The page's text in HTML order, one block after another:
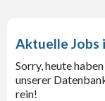
Sorry, heute
unserer
rein!